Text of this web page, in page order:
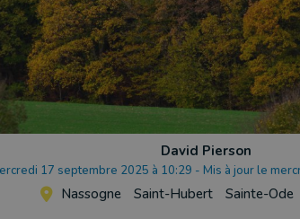
David Pierson
17 septembre 2025 à 10:29 - Mis à jour le
Nassogne Saint-Hubert Sainte-Ode